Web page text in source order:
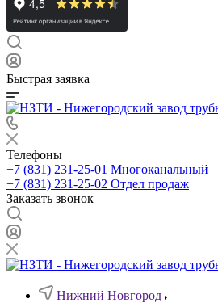
Быстрая заявка
Телефоны
+7 (831) 231-25-01 Многоканальный
+7 (831) 231-25-02 Отдел продаж
Заказать звонок
Нижний Новгород